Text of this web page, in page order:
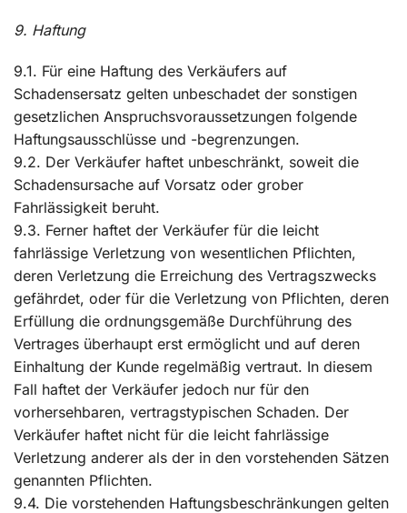
9. Haftung
9.1. Für eine Haftung des Verkäufers auf
Schadensersatz gelten unbeschadet der sonstigen
gesetzlichen Anspruchsvoraussetzungen folgende
Haftungsausschlüsse und -begrenzungen.
9.2. Der Verkäufer haftet unbeschränkt, soweit die
Schadensursache auf Vorsatz oder grober
Fahrlässigkeit beruht.
9.3. Ferner haftet der Verkäufer für die leicht
fahrlässige Verletzung von wesentlichen Pflichten,
deren Verletzung die Erreichung des Vertragszwecks
gefährdet, oder für die Verletzung von Pflichten, deren
Erfüllung die ordnungsgemäße Durchführung des
Vertrages überhaupt erst ermöglicht und auf deren
Einhaltung der Kunde regelmäßig vertraut. In diesem
Fall haftet der Verkäufer jedoch nur für den
vorhersehbaren, vertragstypischen Schaden. Der
Verkäufer haftet nicht für die leicht fahrlässige
Verletzung anderer als der in den vorstehenden Sätzen
genannten Pflichten.
9.4. Die vorstehenden Haftungsbeschränkungen gelten